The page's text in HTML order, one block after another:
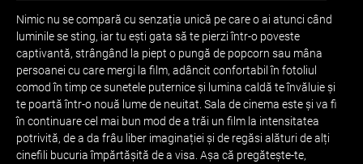
Nimic nu se compară cu senzația unică pe care o ai atunci când
luminile se sting, iar tu ești gata să te pierzi într-o poveste
captivantă, strângând la piept o pungă de popcorn sau mâna
persoanei cu care mergi la film, adâncit confortabil în fotoliul
comod în timp ce sunetele puternice și lumina caldă te învăluie și
te poartă într-o nouă lume de neuitat. Sala de cinema este și va fi
în continuare cel mai bun mod de a trăi un film la intensitatea
potrivită, de a da frâu liber imaginației și de regăsi alături de alți
cinefili bucuria împărtășită de a visa. Așa că pregătește-te,